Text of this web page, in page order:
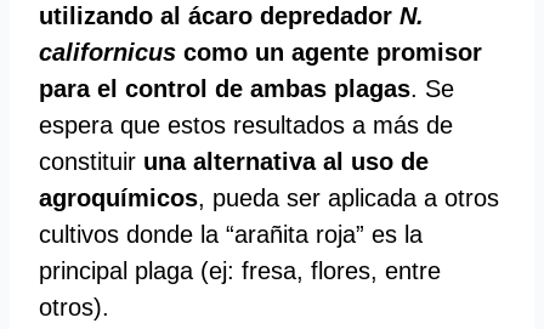
utilizando al ácaro depredadorN.
californicus como un agente promisor
para el control de ambas plagas. Se
espera que estos resultados a más de
constituir una alternativa al uso de
agroquímicos, pueda ser aplicada a otros
cultivos donde la “arañita roja” es la
principal plaga (ej: fresa, flores, entre
otros).